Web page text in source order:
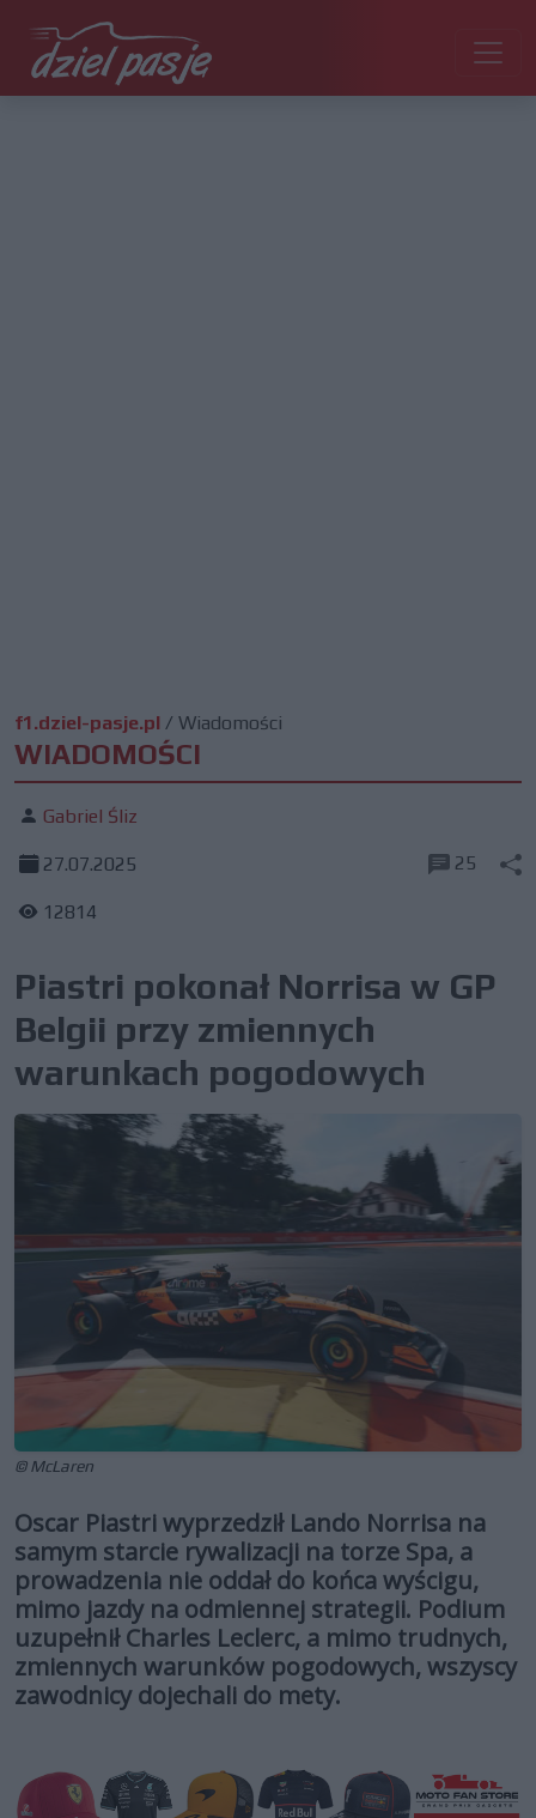
f1.dziel-pasje.pl / Wiadomości
WIADOMOŚCI
Gabriel Śliz
27.07.2025
12814
25
Piastri pokonał Norrisa w GP
Belgii przy zmiennych
warunkach pogodowych
© McLaren
Oscar Piastri wyprzedził Lando Norrisa na
samym starcie rywalizacji na torze Spa, a
prowadzenia nie oddał do końca wyścigu,
mimo jazdy na odmiennej strategii. Podium
uzupełnił Charles Leclerc, a mimo trudnych,
zmiennych warunków pogodowych, wszyscy
zawodnicy dojechali do mety.